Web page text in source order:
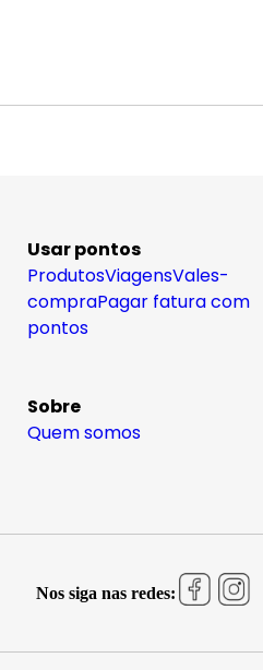
Usar pontos
ProdutosViagensVales-
compraPagar fatura com
pontos
Sobre
Quem somos
Nos siga nas redes: